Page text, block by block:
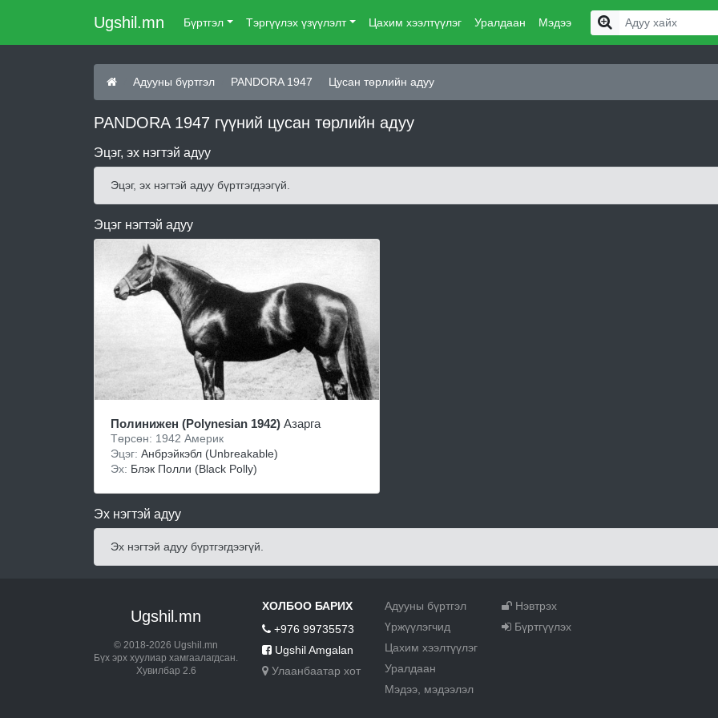
Ugshil.mn Бүртгэл Тэргүүлэх үзүүлэлт Цахим хээлтүүлэг Уралдаан Мэдээ
Адууны бүртгэл PANDORA 1947 Цусан төрлийн адуу
PANDORA 1947 гүүний цусан төрлийн адуу
Эцэг, эх нэгтэй адуу
Эцэг, эх нэгтэй адуу бүртгэгдээгүй.
Эцэг нэгтэй адуу
Полинижен (Polynesian 1942) Азарга
Төрсөн: 1942 Америк
Эцэг: Aнбpэйкэбл (Unbreakable)
Эх: Блэк Полли (Black Polly)
Эх нэгтэй адуу
Эх нэгтэй адуу бүртгэгдээгүй.
Ugshil.mn
© 2018-2026 Ugshil.mn
Бүх эрх хуулиар хамгаалагдсан.
Хувилбар 2.6
ХОЛБОО БАРИХ
+976 99735573
Ugshil Amgalan
Улаанбаатар хот
Адууны бүртгэл
Үржүүлэгчид
Цахим хээлтүүлэг
Уралдаан
Мэдээ, мэдээлэл
Нэвтрэх
Бүртгүүлэх